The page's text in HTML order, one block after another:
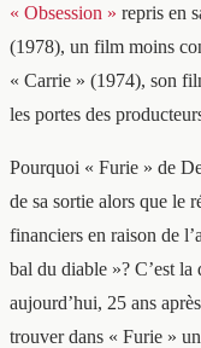
« Obsession » repris en
(1978), un film moins
« Carrie » (1974), son
les portes des
Pourquoi « Furie » de
de sa sortie alors que le
financiers en raison de
bal du diable »? C’est la
aujourd’hui, 25 ans
trouver dans « Furie »